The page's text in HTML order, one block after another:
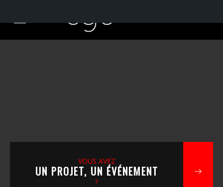
VOUS AVEZ
UN PROJET, UN ÉVÉNEMENT
?